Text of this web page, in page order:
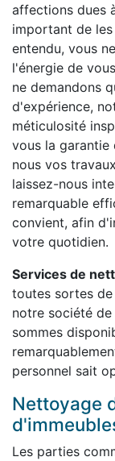
affections dues
important de
entendu, vous
l'énergie de
ne demandons
d'expérience,
méticulosité
vous la
nous vos
laissez-nous
remarquable
convient, afin
votre quotidien.
Services de
toutes sortes
notre société
sommes
personnel sait
Nettoyage
Les parties